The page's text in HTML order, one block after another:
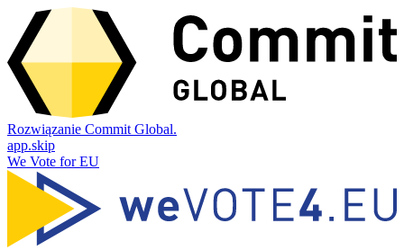
Rozwiązanie Commit Global.
app.skip
We Vote for EU